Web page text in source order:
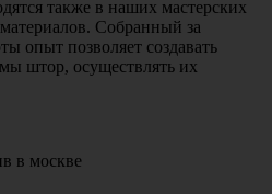
также в наших мастерских
Собранный за
опыт позволяет создавать
штор, осуществлять их